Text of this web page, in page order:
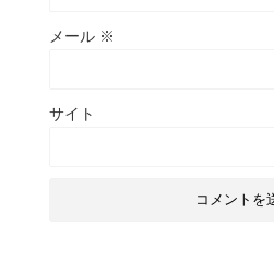
メール ※
サイト